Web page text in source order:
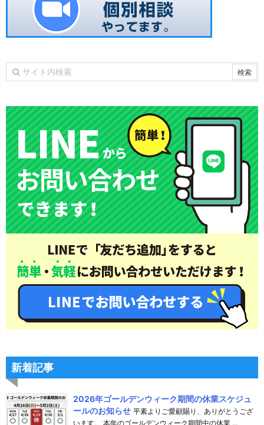
新着記事
2026年ゴールデンウィーク期間の休業スケジュ
ールのお知らせ 平素よりご愛顧賜り、ありがとうござ
います。 本年のゴールデンウィーク期間中の休業 ...